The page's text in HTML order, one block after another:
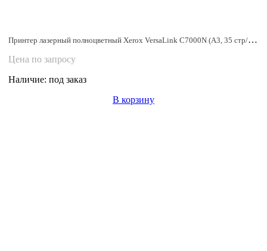
Принтер лазерный полноцветный Xerox VersaLink C7000N (A3, 35 стр/мин, 1200x2400 dpi, USB, Ethernet)
Цена по запросу
Наличие: под заказ
В корзину